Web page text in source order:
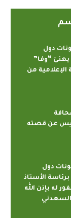
دول
“وفا”
الإعلامية من
عن قصته
دول
الأستاذ
له بإذن الله
السعدني